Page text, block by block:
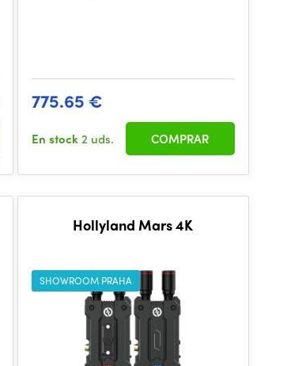
775.65 €
En stock2 uds. COMPRAR
Hollyland Mars 4K
SHOWROOM PRAHA